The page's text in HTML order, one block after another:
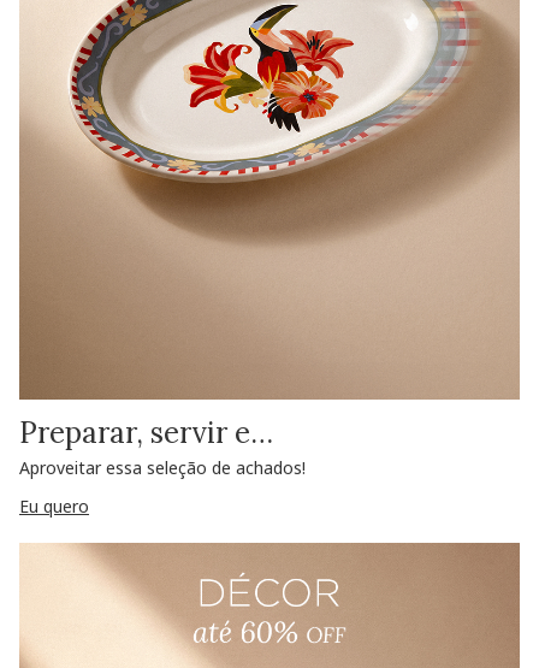
Preparar, servir e…
Aproveitar essa seleção de achados!
Eu quero